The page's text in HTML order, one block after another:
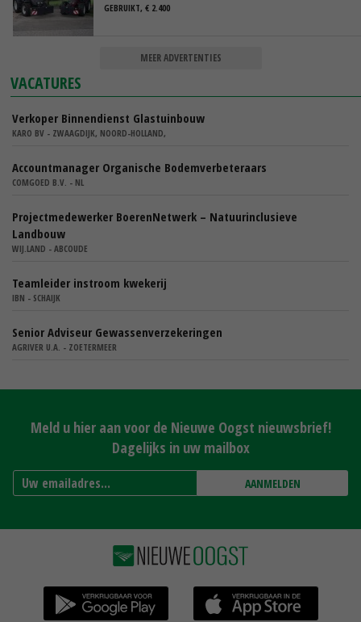
GEBRUIKT, € 2.400
MEER ADVERTENTIES
VACATURES
Verkoper Binnendienst Glastuinbouw
KARO BV - ZWAAGDIJK, NOORD-HOLLAND,
Accountmanager Organische Bodemverbeteraars
COMGOED B.V. - NL
Projectmedewerker BoerenNetwerk – Natuurinclusieve
Landbouw
WIJ.LAND - ABCOUDE
Teamleider instroom kwekerij
IBN - SCHAIJK
Senior Adviseur Gewassenverzekeringen
AGRIVER U.A. - ZOETERMEER
Meld u hier aan voor de Nieuwe Oogst nieuwsbrief!
Dagelijks in uw mailbox
AANMELDEN